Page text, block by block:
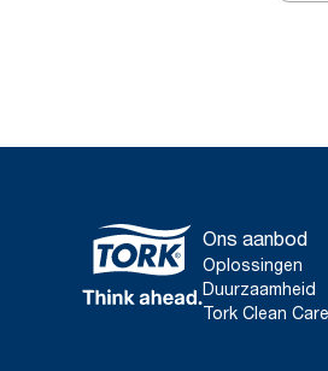
Ons aanbod
Oplossingen
Duurzaamheid
Tork Clean Care